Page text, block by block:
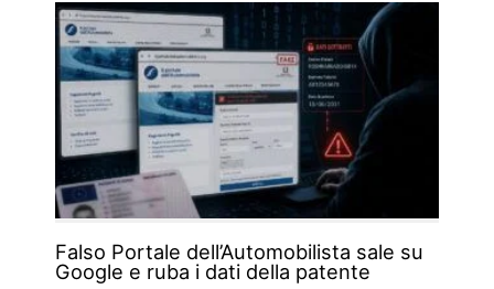
Falso Portale dell’Automobilista sale su
Google e ruba i dati della patente